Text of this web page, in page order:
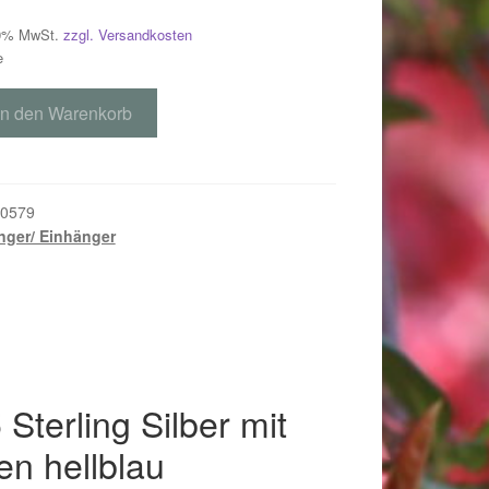
MwSt. zzgl. Versandkosten
den Warenkorb
Einhänger
Silber mit
hellblau